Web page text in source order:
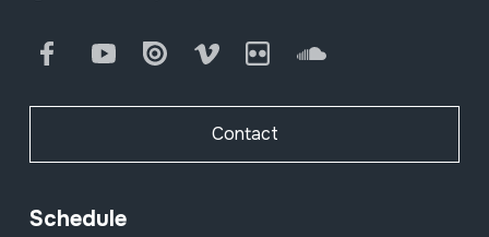
FacebookYoutube Issuu Vimeo Flickr SoundCloud
Contact
Schedule